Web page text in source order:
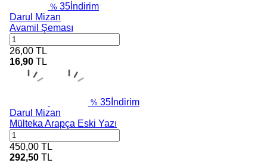
% 35 İndirim
Darul Mizan
Avamil Şeması
26,00 TL
16,90 TL
% 35 İndirim
Darul Mizan
Mülteka Arapça Eski Yazı
450,00 TL
292,50 TL